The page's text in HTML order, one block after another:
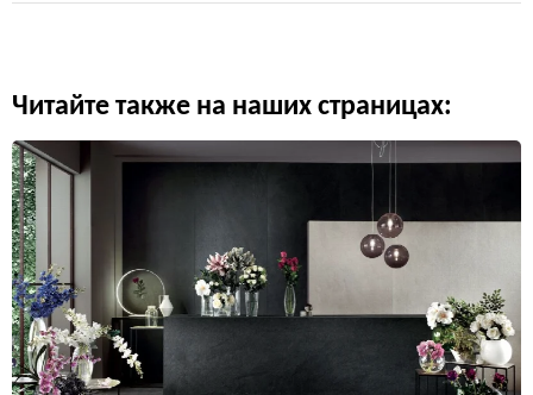
Читайте также на наших страницах: